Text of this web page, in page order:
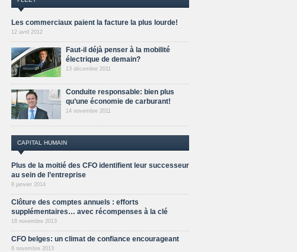
Les commerciaux paient la facture la plus lourde!
12 avril 2012
Faut-il déjà penser à la mobilité
électrique de demain?
13 décembre 2011
Conduite responsable: bien plus
qu’une économie de carburant!
14 novembre 2011
CAPITAL HUMAIN
Plus de la moitié des CFO identifient leur successeur
au sein de l’entreprise
8 janvier 2014
Clôture des comptes annuels : efforts
supplémentaires… avec récompenses à la clé
18 novembre 2013
CFO belges: un climat de confiance encourageant
6 novembre 2013